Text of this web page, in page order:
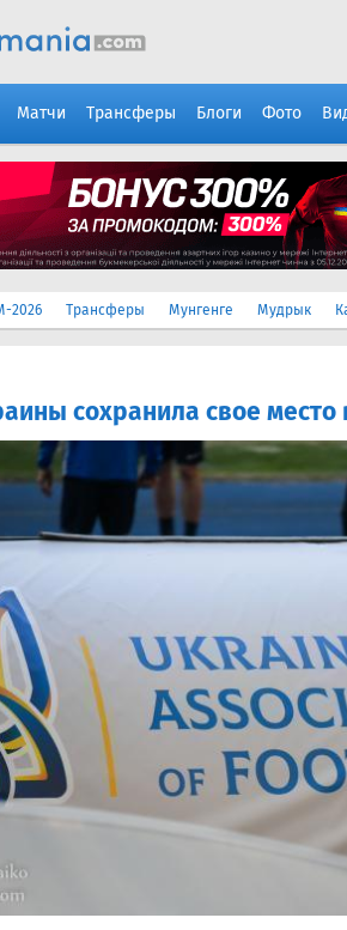
Матчи Трансферы Блоги Фото
2026 Трансферы Мунгенге Мудрык
сохранила свое